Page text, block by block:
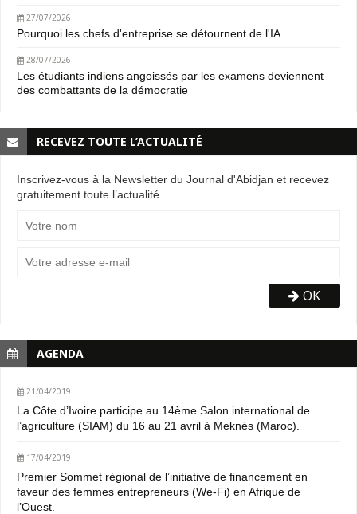
27/07/2026
Pourquoi les chefs d'entreprise se détournent de l'IA
28/07/2026
Les étudiants indiens angoissés par les examens deviennent
des combattants de la démocratie
RECEVEZ TOUTE L’ACTUALITÉ
Inscrivez-vous à la Newsletter du Journal d'Abidjan et recevez
gratuitement toute l’actualité
OK
AGENDA
21/04/2019
La Côte d’Ivoire participe au 14ème Salon international de
l’agriculture (SIAM) du 16 au 21 avril à Meknès (Maroc).
17/04/2019
Premier Sommet régional de l’initiative de financement en
faveur des femmes entrepreneurs (We-Fi) en Afrique de
l’Ouest.